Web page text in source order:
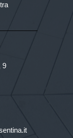
9